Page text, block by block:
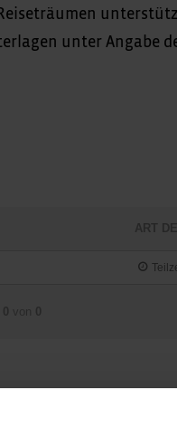
unter Angabe